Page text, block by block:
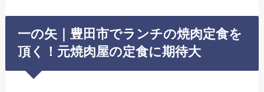
一の矢｜豊田市でランチの焼肉定食を
頂く！元焼肉屋の定食に期待大